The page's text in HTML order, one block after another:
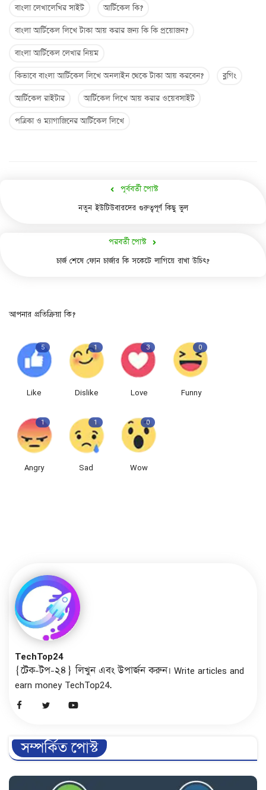
বাংলা লেখালেখির সাইট
আর্টিকেল কি?
বাংলা আর্টিকেল লিখে টাকা আয় করার জন্য কি কি প্রয়োজন?
বাংলা আর্টিকেল লেখার নিয়ম
কিভাবে বাংলা আর্টিকেল লিখে অনলাইন থেকে টাকা আয় করবেন?
ব্লগিং
আর্টিকেল রাইটার
আর্টিকেল লিখে আয় করার ওয়েবসাইট
পত্রিকা ও ম্যাগাজিনের আর্টিকেল লিখে
পূর্ববর্তী পোস্ট
নতুন ইউটিউবারদের গুরুত্বপূর্ণ কিছু ভুল
পরবর্তী পোস্ট
চার্জ শেষে ফোন চার্জার কি সকেটে লাগিয়ে রাখা উচিৎ?
আপনার প্রতিক্রিয়া কি?
5
Like
1
Dislike
3
Love
0
Funny
1
Angry
1
Sad
0
Wow
TechTop24
{টেক-টপ-২৪} লিখুন এবং উপার্জন করুন। Write articles and
earn money TechTop24.
সম্পর্কিত পোস্ট